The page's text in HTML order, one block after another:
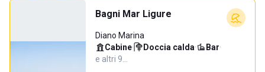
Bagni Mar Ligure
Diano Marina
Cabine· Doccia calda· Bar·
e altri 9…